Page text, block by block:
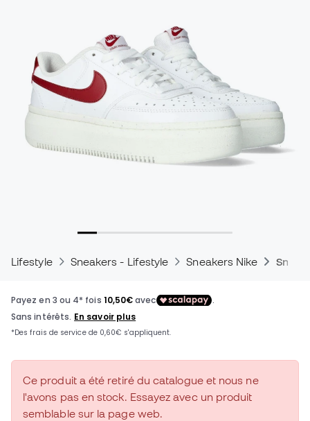
Lifestyle Sneakers - Lifestyle Sneakers Nike
Ce produit a été retiré du catalogue et nous ne
l'avons pas en stock. Essayez avec un produit
semblable sur la page web.